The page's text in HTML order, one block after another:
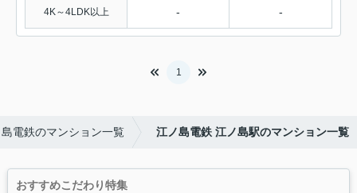
4K～4LDK以上 - -
1
電鉄のマンション一覧 江ノ島電鉄 江ノ島駅のマンション一覧
おすすめこだわり特集